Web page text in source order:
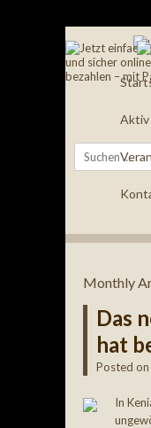
Aktiv
Search
Monthly
Das
hat
Posted on
In